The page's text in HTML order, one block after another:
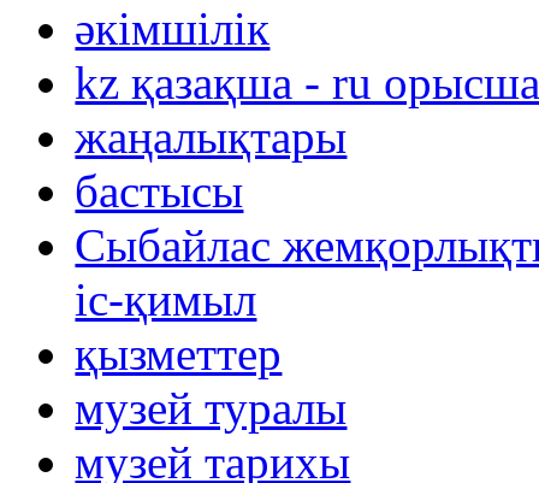
әкімшілік
kz қазақша - ru
жаңалықтары
бастысы
Сыбайлас
іс-қимыл
қызметтер
музей туралы
музей тарихы